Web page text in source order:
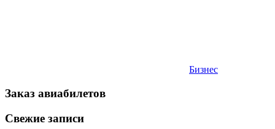
Бизнес
Заказ авиабилетов
Свежие записи